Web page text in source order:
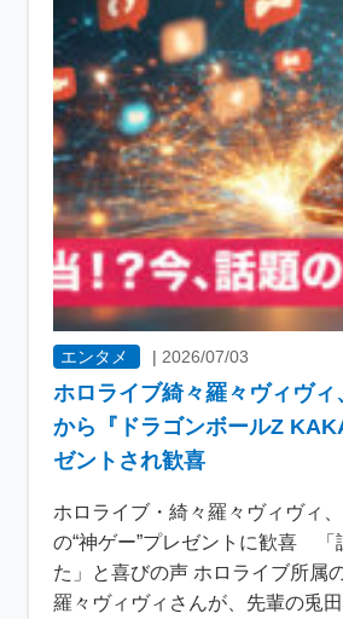
エンタメ | 2026/07/03
ホロライブ綺々羅々ヴィヴィ
から『ドラゴンボールZ
ゼントされ歓喜
ホロライブ・綺々羅々ヴィヴィ
の“神ゲー”プレゼントに歓喜 「
た」と喜びの声 ホロライブ所属
羅々ヴィヴィさんが、先輩の兎